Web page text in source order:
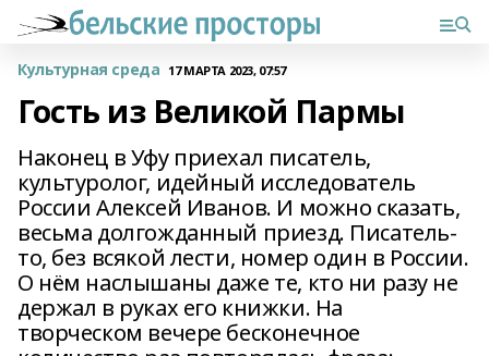
Культурная среда 17 МАРТА 2023, 07:57
Гость из Великой Пармы
Наконец в Уфу приехал писатель,
культуролог, идейный исследователь
России Алексей Иванов. И можно сказать,
весьма долгожданный приезд. Писатель-
то, без всякой лести, номер один в России.
О нём наслышаны даже те, кто ни разу не
держал в руках его книжки. На
творческом вечере бесконечное